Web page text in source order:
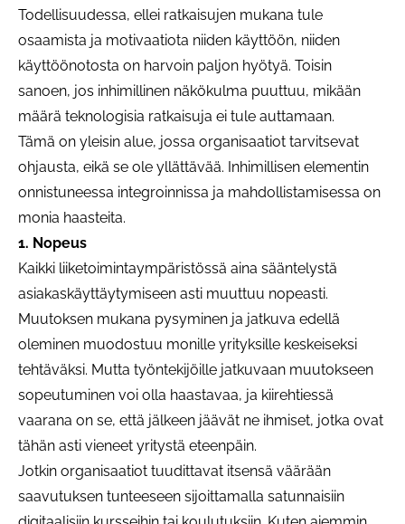
Todellisuudessa, ellei ratkaisujen mukana tule
osaamista ja motivaatiota niiden käyttöön, niiden
käyttöönotosta on harvoin paljon hyötyä. Toisin
sanoen, jos inhimillinen näkökulma puuttuu, mikään
määrä teknologisia ratkaisuja ei tule auttamaan.
Tämä on yleisin alue, jossa organisaatiot tarvitsevat
ohjausta, eikä se ole yllättävää. Inhimillisen elementin
onnistuneessa integroinnissa ja mahdollistamisessa on
monia haasteita.
1. Nopeus
Kaikki liiketoimintaympäristössä aina sääntelystä
asiakaskäyttäytymiseen asti muuttuu nopeasti.
Muutoksen mukana pysyminen ja jatkuva edellä
oleminen muodostuu monille yrityksille keskeiseksi
tehtäväksi. Mutta työntekijöille jatkuvaan muutokseen
sopeutuminen voi olla haastavaa, ja kiirehtiessä
vaarana on se, että jälkeen jäävät ne ihmiset, jotka ovat
tähän asti vieneet yritystä eteenpäin.
Jotkin organisaatiot tuudittavat itsensä väärään
saavutuksen tunteeseen sijoittamalla satunnaisiin